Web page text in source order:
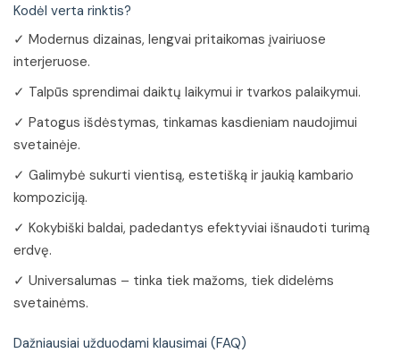
Kodėl verta rinktis?
✓ Modernus dizainas, lengvai pritaikomas įvairiuose
interjeruose.
✓ Talpūs sprendimai daiktų laikymui ir tvarkos palaikymui.
✓ Patogus išdėstymas, tinkamas kasdieniam naudojimui
svetainėje.
✓ Galimybė sukurti vientisą, estetišką ir jaukią kambario
kompoziciją.
✓ Kokybiški baldai, padedantys efektyviai išnaudoti turimą
erdvę.
✓ Universalumas – tinka tiek mažoms, tiek didelėms
svetainėms.
Dažniausiai užduodami klausimai (FAQ)